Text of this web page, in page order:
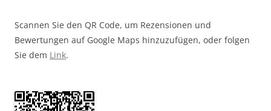
Scannen Sie den QR Code, um Rezensionen und
Bewertungen auf Google Maps hinzuzufügen, oder folgen
Sie dem Link.